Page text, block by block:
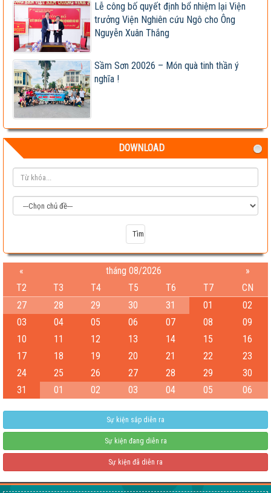
04-08-2026 06:17:14 PM
Test
04-08-2026 06:15:38 PM
Lễ công bố quyết định bổ nhiệm lại Viện
trưởng Viện Nghiên cứu Ngô cho Ông
Nguyễn Xuân Thắng
Sầm Sơn 20026 – Món quà tinh thần ý
nghĩa !
DOWNLOAD
« tháng 08/2026
»
T2
T3 T4 T5 T6 T7
CN
27
28 29 30 31 01
02
03
04 05 06 07 08
09
10
11 12 13 14 15
16
17
18 19 20 21 22
23
24
25 26 27 28 29
30
31
01 02 03 04 05 06
Sự kiện sắp diễn ra
Sự kiện đang diễn ra
Sự kiện đã diễn ra